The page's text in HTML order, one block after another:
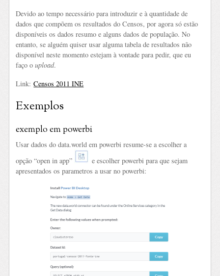
Devido ao tempo necessário para introduzir e à quantidade de
dados que compõem os resultados do Censos, por agora só estão
disponíveis os dados resumo e alguns dados de população. No
entanto, se alguém quiser usar alguma tabela de resultados não
disponível neste momento estejam à vontade para pedir, que eu
faço oupload.
Link:Censos 2011 INE
Exemplos
exemplo em powerbi
Usar dados do data.world em powerbi resume-se a escolher a
opção “open in app”
e escolher powerbi para que sejam
apresentados os parametros a usar no powerbi: